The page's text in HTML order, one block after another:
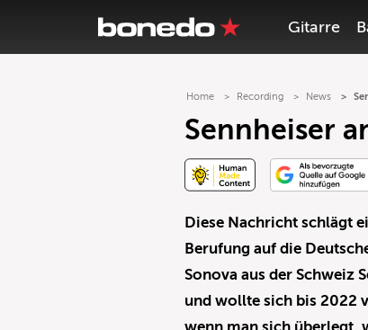
Gitarre
Home Recording News
Sennheiser
Diese Nachricht schlägt
Berufung auf die
Sonova aus der Schweiz
und wollte sich bis 2022